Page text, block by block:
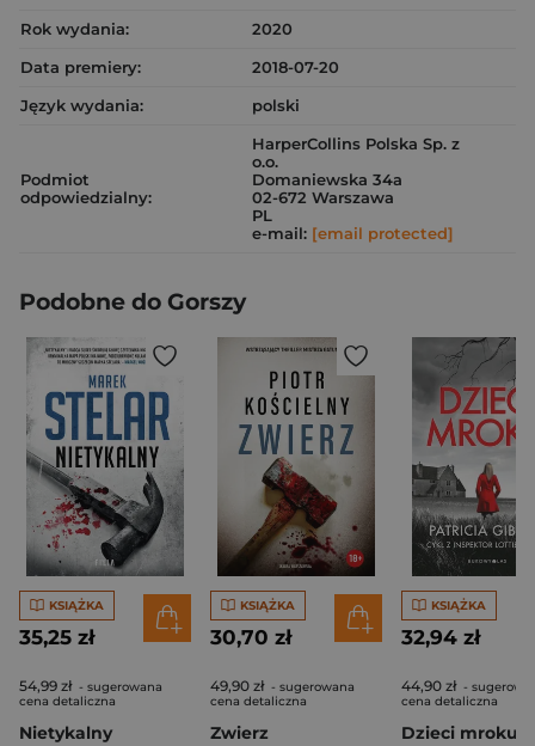
Rok wydania:
2020
Data premiery:
2018-07-20
Język wydania:
polski
Podmiot
odpowiedzialny:
HarperCollins Polska Sp. z
o.o.
Domaniewska 34a
02-672 Warszawa
PL
e-mail: [email protected]
Podobne do Gorszy
KSIĄŻKA
35,25 zł
54,99 zł - sugerowana
cena detaliczna
Nietykalny
KSIĄŻKA
30,70 zł
49,90 zł - sugerowana
cena detaliczna
Zwierz
KSIĄŻKA
32,94 zł
44,90 zł -
cena detaliczna
Dzieci mroku